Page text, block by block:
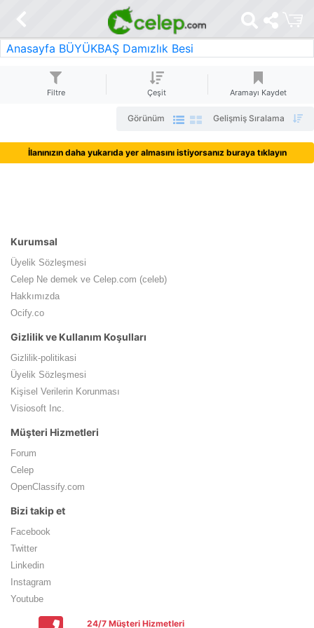
Anasayfa BÜYÜKBAŞ Damızlık Besi
Filtre Çeşit Aramayı Kaydet
Görünüm Gelişmiş Sıralama
İlanınızın daha yukarıda yer almasını istiyorsanız buraya tıklayın
Kurumsal
Üyelik Sözleşmesi
Celep Ne demek ve Celep.com (celeb)
Hakkımızda
Ocify.co
Gizlilik ve Kullanım Koşulları
Gizlilik-politikasi
Üyelik Sözleşmesi
Kişisel Verilerin Korunması
Visiosoft Inc.
Müşteri Hizmetleri
Forum
Celep
OpenClassify.com
Bizi takip et
Facebook
Twitter
Linkedin
Instagram
Youtube
24/7 Müşteri Hizmetleri